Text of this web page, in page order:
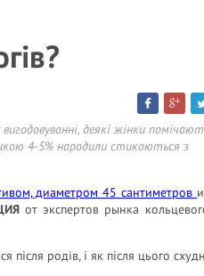
деякі жінки
4-5% народили стикаються з
диаметром 45 сантиметров
от экспертов рынка
після родів, і як після цього